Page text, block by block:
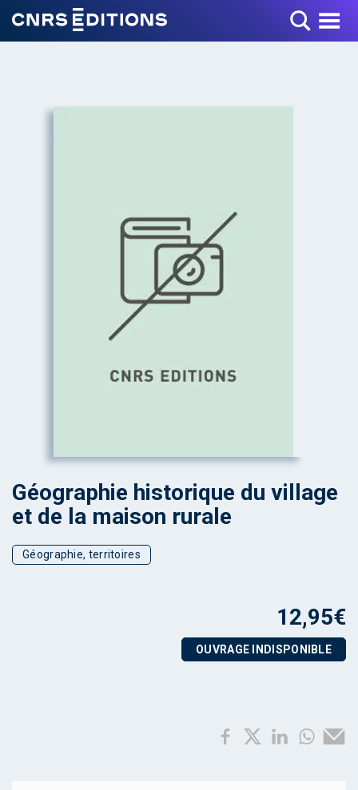
Toggle Menu
Géographie historique du village
et de la maison rurale
Géographie, territoires
12,95€
OUVRAGE INDISPONIBLE